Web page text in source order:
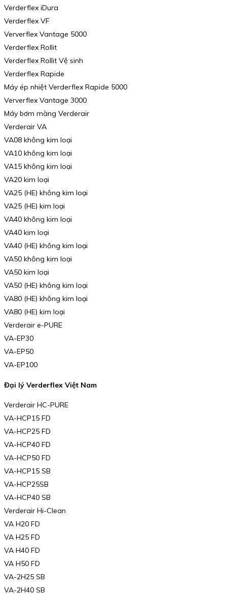
Verderflex iDura
Verderflex VF
Ververflex Vantage 5000
Verderflex Rollit
Verderflex Rollit Vệ sinh
Verderflex Rapide
Máy ép nhiệt Verderflex Rapide 5000
Ververflex Vantage 3000
Máy bơm màng Verderair
Verderair VA
VA08 không kim loại
VA10 không kim loại
VA15 không kim loại
VA20 kim loại
VA25 (HE) không kim loại
VA25 (HE) kim loại
VA40 không kim loại
VA40 kim loại
VA40 (HE) không kim loại
VA50 không kim loại
VA50 kim loại
VA50 (HE) không kim loại
VA80 (HE) không kim loại
VA80 (HE) kim loại
Verderair e-PURE
VA-EP30
VA-EP50
VA-EP100
Đại lý Verderflex Việt Nam
Verderair HC-PURE
VA-HCP15 FD
VA-HCP25 FD
VA-HCP40 FD
VA-HCP50 FD
VA-HCP15 SB
VA-HCP25SB
VA-HCP40 SB
Verderair Hi-Clean
VA H20 FD
VA H25 FD
VA H40 FD
VA H50 FD
VA-2H25 SB
VA-2H40 SB